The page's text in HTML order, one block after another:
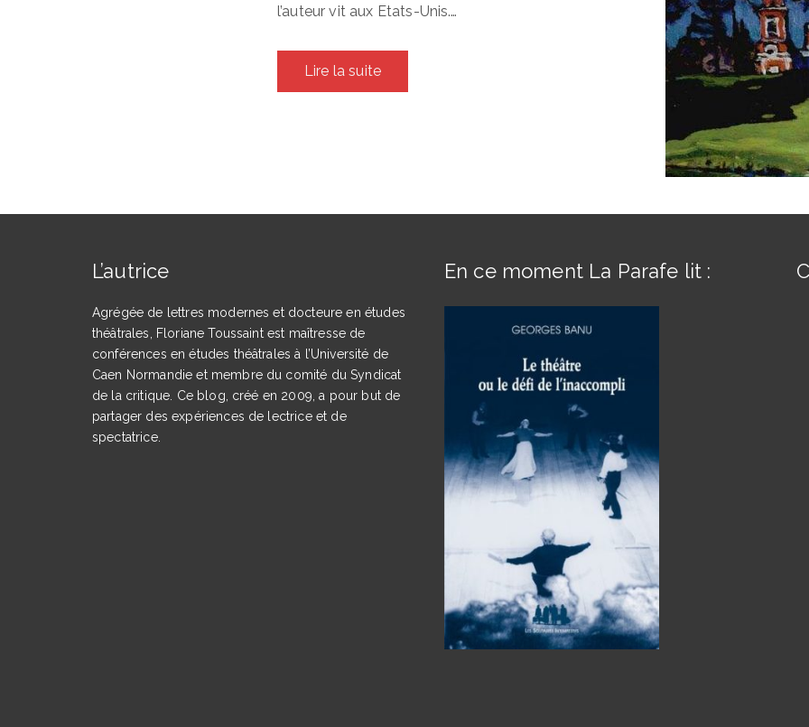
l’auteur vit aux Etats-Unis.…
Lire la suite
L’autrice
Agrégée de lettres modernes et docteure en études
théâtrales, Floriane Toussaint est maîtresse de
conférences en études théâtrales à l’Université de
Caen Normandie et membre du comité du Syndicat
de la critique. Ce blog, créé en 2009, a pour but de
partager des expériences de lectrice et de
spectatrice.
En ce moment La Parafe lit :